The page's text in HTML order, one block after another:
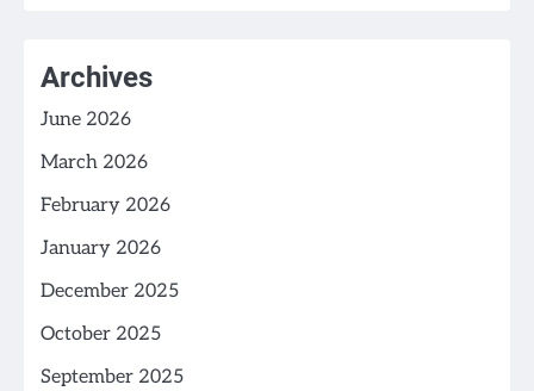
Archives
June 2026
March 2026
February 2026
January 2026
December 2025
October 2025
September 2025